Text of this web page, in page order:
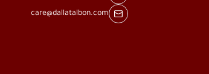
care@dallatalbon.com